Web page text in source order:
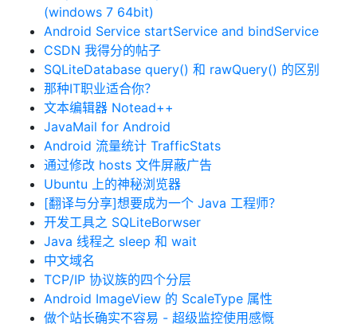
(windows 7 64bit)
Android Service startService and bindService
CSDN 我得分的帖子
SQLiteDatabase query() 和 rawQuery() 的区别
那种IT职业适合你？
文本编辑器 Notead++
JavaMail for Android
Android 流量统计 TrafficStats
通过修改 hosts 文件屏蔽广告
Ubuntu 上的神秘浏览器
[翻译与分享]想要成为一个 Java 工程师？
开发工具之 SQLiteBorwser
Java 线程之 sleep 和 wait
中文域名
TCP/IP 协议族的四个分层
Android ImageView 的 ScaleType 属性
做个站长确实不容易 - 超级监控使用感慨